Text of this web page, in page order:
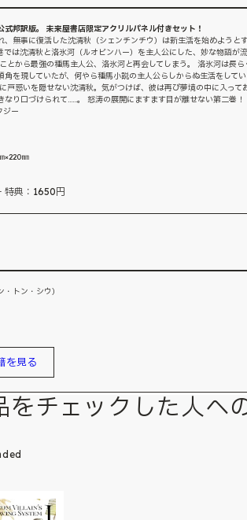
邦訳版。 未来屋書店限定アクリルパネル付きセット！
、無事に復活した沈清秋（シェンチンチウ）は新生活を始めようと
では沈清秋と洛氷河（ルオビンハー）を主人公にした、妙な物語が
とから最強の種馬主人公、洛氷河と再会してしまう。 洛氷河は長ら
角を現していたが、何やら種馬小説の主人公らしからぬ生活をして
戸惑いを隠せない沈清秋。気がつけば、彼は再び夢境の中に入って
なり口づけられて……。 怒涛の展開にますます目が離せない第二巻！
ー
×220㎜
特典：1650円
トン・シウ）
を見る
をチェックした人へ